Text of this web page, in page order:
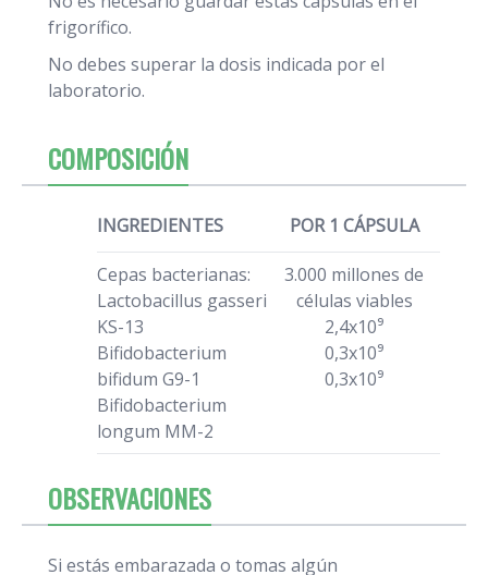
frigorífico.
No debes superar la dosis indicada por el
laboratorio.
COMPOSICIÓN
INGREDIENTES POR 1 CÁPSULA
Cepas bacterianas:
Lactobacillus gasseri
KS-13
Bifidobacterium
bifidum G9-1
Bifidobacterium
longum MM-2
3.000 millones de
células viables
2,4x10⁹
0,3x10⁹
0,3x10⁹
OBSERVACIONES
Si estás embarazada o tomas algún